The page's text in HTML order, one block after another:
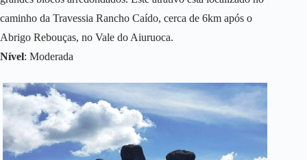
caminho da Travessia Rancho Caído, cerca de 6km após o
Abrigo Rebouças, no Vale do Aiuruoca.
Nível: Moderada